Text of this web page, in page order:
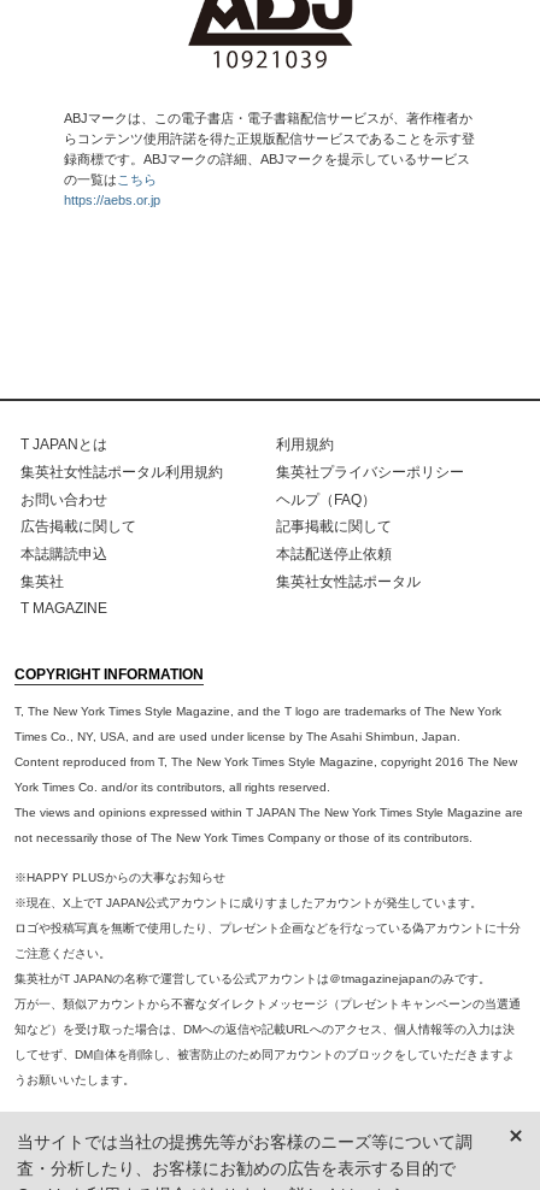
ABJマークは、この電子書店・電子書籍配信サービスが、著作権者か
らコンテンツ使用許諾を得た正規版配信サービスであることを示す登
録商標です。ABJマークの詳細、ABJマークを提示しているサービス
の一覧は こちら
https://aebs.or.jp
T JAPANとは
利用規約
集英社女性誌ポータル利用規約
集英社プライバシーポリシー
お問い合わせ
ヘルプ（FAQ）
広告掲載に関して
記事掲載に関して
本誌購読申込
本誌配送停止依頼
集英社
集英社女性誌ポータル
T MAGAZINE
COPYRIGHT INFORMATION
T, The New York Times Style Magazine, and the T logo are trademarks of The New York
Times Co., NY, USA, and are used under license by The Asahi Shimbun, Japan.
Content reproduced from T, The New York Times Style Magazine, copyright 2016 The New
York Times Co. and/or its contributors, all rights reserved.
The views and opinions expressed within T JAPAN The New York Times Style Magazine are
not necessarily those of The New York Times Company or those of its contributors.
※HAPPY PLUSからの大事なお知らせ
※現在、X上でT JAPAN公式アカウントに成りすましたアカウントが発生しています。
ロゴや投稿写真を無断で使用したり、プレゼント企画などを行なっている偽アカウントに十分
ご注意ください。
集英社がT JAPANの名称で運営している公式アカウントは＠tmagazinejapanのみです。
万が一、類似アカウントから不審なダイレクトメッセージ（プレゼントキャンペーンの当選通
知など）を受け取った場合は、DMへの返信や記載URLへのアクセス、個人情報等の入力は決
してせず、DM自体を削除し、被害防止のため同アカウントのブロックをしていただきますよ
うお願いいたします。
※ 掲載商品の価格は、特に記載がないかぎり、「税込価格」で表示しています。ただし、2021年3月18日以前に公開し
た記事については「本体価格（税抜）」での表示となり、 掲載価格には消費税が含まれておりませんのでご注意くだ
当サイトでは当社の提携先等がお客様のニーズ等について調
査・分析したり、お客様にお勧めの広告を表示する目的で